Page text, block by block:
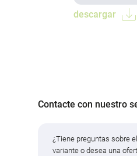
descargar
Contacte con nuestro
¿Tiene preguntas sobre
variante o desea una